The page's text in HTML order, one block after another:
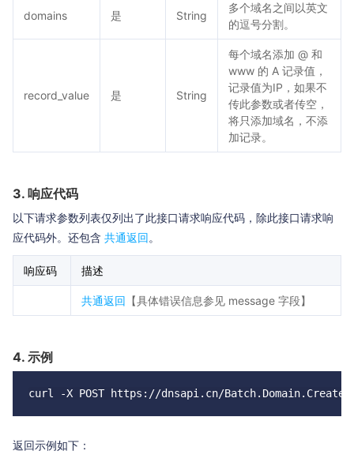
domains 是 String
多个域名之间以英文
的逗号分割。
record_value 是 String
每个域名添加 @ 和
www 的 A 记录值，
记录值为IP，如果不
传此参数或者传空，
将只添加域名，不添
加记录。
3. 响应代码
以下请求参数列表仅列出了此接口请求响应代码，除此接口请求响
应代码外。还包含 共通返回。
响应码 描述
共通返回 【具体错误信息参见 message 字段】
4. 示例
返回示例如下：